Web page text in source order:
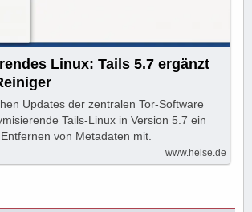
Linux: Tails 5.7 ergänzt
Updates der zentralen Tor-Software
Tails-Linux in Version 5.7 ein
von Metadaten mit.
www.heise.de